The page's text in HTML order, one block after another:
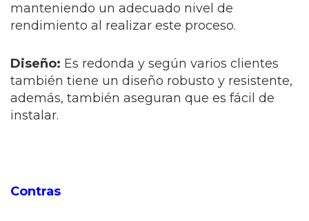
manteniendo un adecuado nivel de
rendimiento al realizar este proceso.
Diseño: Es redonda y según varios clientes
también tiene un diseño robusto y resistente,
además, también aseguran que es fácil de
instalar.
Contras